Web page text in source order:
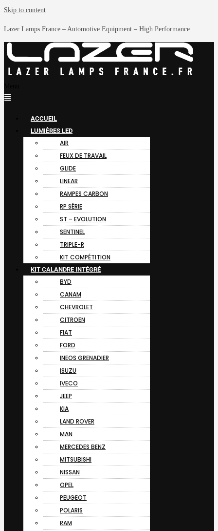
Skip to content
Lazer Lamps France – Automotive Equipment – High Performance
ACCUEIL
LUMIÈRES LED
AIR
FEUX DE TRAVAIL
GLIDE
LINEAR
RAMPES CARBON
RP SÉRIE
ST – EVOLUTION
SENTINEL
TRIPLE-R
KIT COMPÉTITION
KIT CALANDRE INTÉGRÉ
BYD
CANAM
CHEVROLET
CITROEN
FIAT
FORD
INEOS GRENADIER
ISUZU
IVECO
JEEP
KIA
LAND ROVER
MAN
MERCEDES BENZ
MITSUBISHI
NISSAN
OPEL
PEUGEOT
POLARIS
RAM